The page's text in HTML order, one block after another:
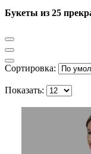
Букеты из 25
Сортировка:
Показать: